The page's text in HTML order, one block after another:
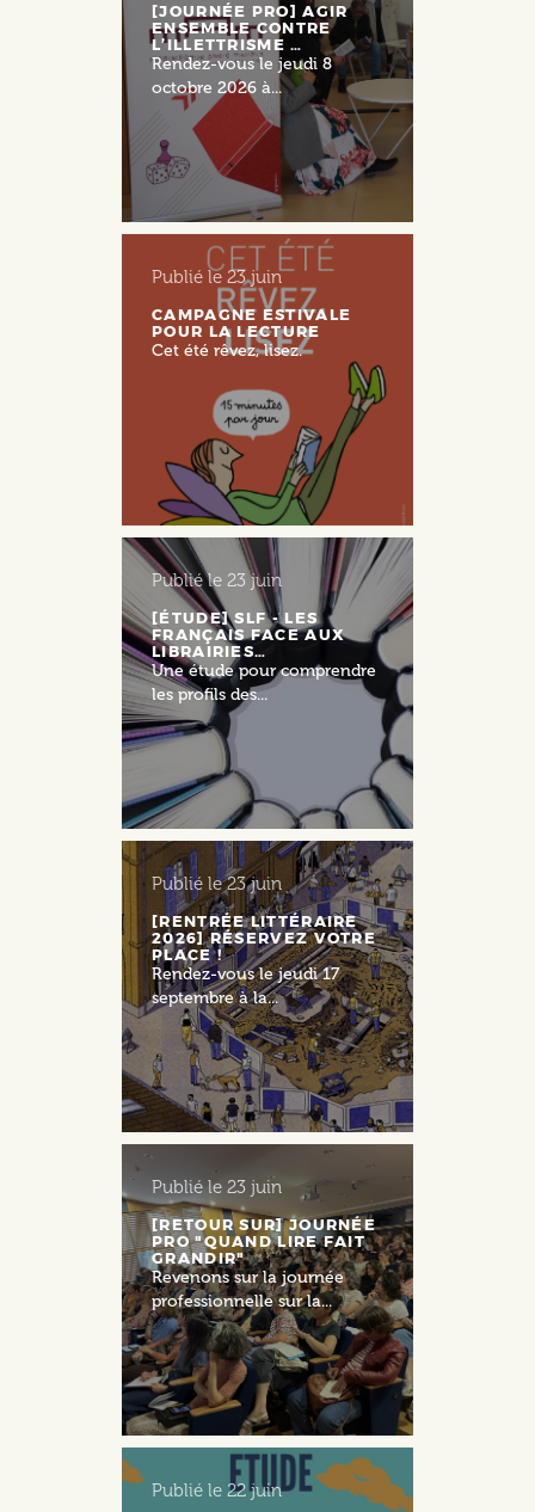
[JOURNÉE PRO] AGIR
ENSEMBLE CONTRE
L’ILLETTRISME …
Rendez-vous le jeudi 8
octobre 2026 à...
Publié le 23 juin
CAMPAGNE ESTIVALE
POUR LA LECTURE
Cet été rêvez, lisez.
Publié le 23 juin
[ÉTUDE] SLF - LES
FRANÇAIS FACE AUX
LIBRAIRIES…
Une étude pour comprendre
les profils des...
Publié le23 juin
[RENTRÉE LITTÉRAIRE
2026] RÉSERVEZ VOTRE
PLACE !
Rendez-vous le jeudi 17
septembre à la...
Publié le 23 juin
[RETOUR SUR] JOURNÉE
PRO "QUAND LIRE FAIT
GRANDIR"
Revenons sur la journée
professionnelle sur la...
Publié le 22 juin